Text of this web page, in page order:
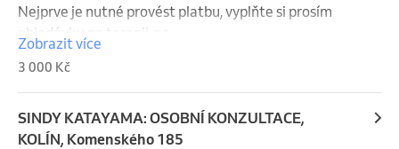
Nejprve je nutné provést platbu, vyplňte si prosím
objedávku na terapii  na
http://eft.cz/index.php/nabidka a uhraďte dle
platebních údajů, které vám obratem přijdou a
potom si zarezervujte termín, nebo pošlete SMS
(nevolejte) na 775111369 s časem který se vám
hodí a domluvíme se.
Zobrazit více
3 000 Kč
SINDY KATAYAMA: OSOBNÍ KONZULTACE,
KOLÍN, Komenského 185